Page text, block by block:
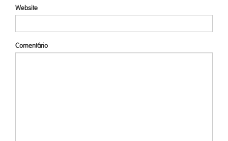
Website
Comentário